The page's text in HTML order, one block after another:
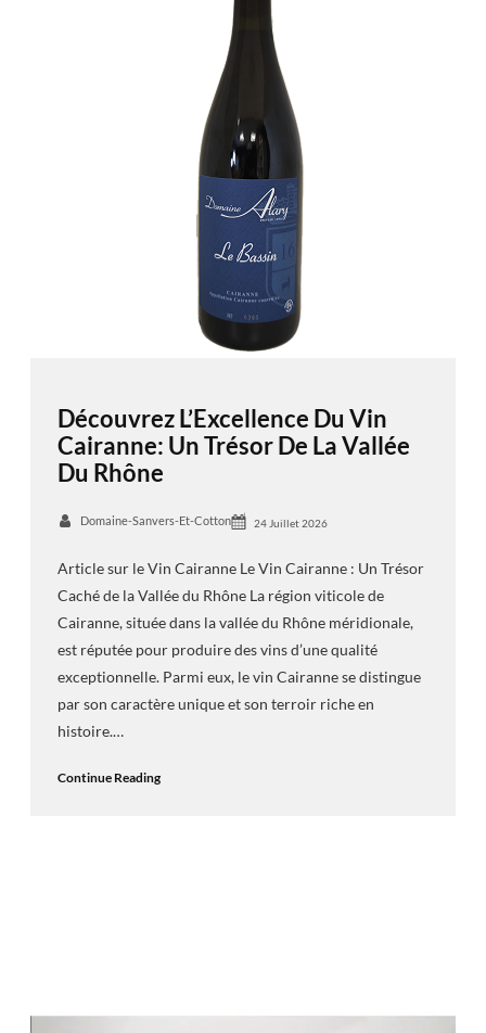
Découvrez L’Excellence Du Vin
Cairanne: Un Trésor De La Vallée
Du Rhône
Domaine-Sanvers-Et-Cotton 24 Juillet 2026
Article sur le Vin Cairanne Le Vin Cairanne : Un Trésor
Caché de la Vallée du Rhône La région viticole de
Cairanne, située dans la vallée du Rhône méridionale,
est réputée pour produire des vins d’une qualité
exceptionnelle. Parmi eux, le vin Cairanne se distingue
par son caractère unique et son terroir riche en
histoire.…
Continue Reading